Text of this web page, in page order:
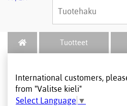
Tuotteet
International customers,
from "Valitse kieli"
Select Language ▼